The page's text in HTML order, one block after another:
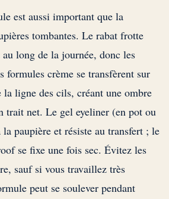
est aussi important que la
tombantes. Le rabat frotte
long de la journée, donc les
formules crème se transfèrent sur
la ligne des cils, créant une ombre
trait net. Le gel eyeliner (en pot ou
paupière et résiste au transfert ; le
se fixe une fois sec. Évitez les
sauf si vous travaillez très
peut se soulever pendant